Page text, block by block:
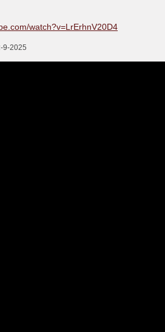
watch?v=LrErhnV20D4
9-2025